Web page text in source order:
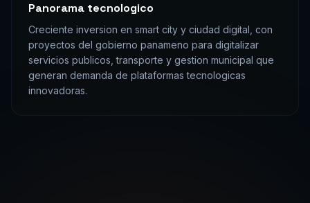
Panorama tecnologico
Creciente inversion en smart city y ciudad digital, con
proyectos del gobierno panameno para digitalizar
servicios publicos, transporte y gestion municipal que
generan demanda de plataformas tecnologicas
innovadoras.